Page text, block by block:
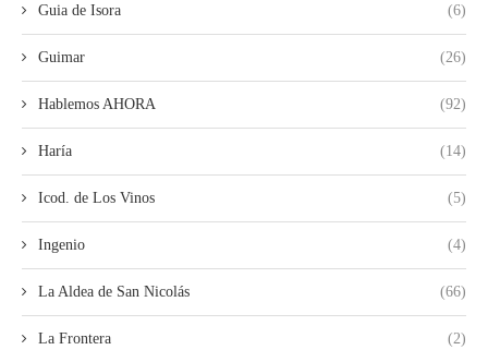
Guia de Isora (6)
Guimar (26)
Hablemos AHORA (92)
Haría (14)
Icod. de Los Vinos (5)
Ingenio (4)
La Aldea de San Nicolás (66)
La Frontera (2)